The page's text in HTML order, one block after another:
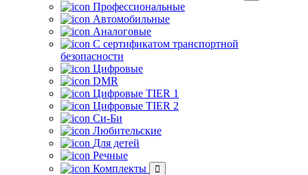
Профессиональные
Автомобильные
Аналоговые
С сертификатом транспортной
безопасности
Цифровые
DMR
Цифровые TIER 1
Цифровые TIER 2
Си-Би
Любительские
Для детей
Речные
Комплекты